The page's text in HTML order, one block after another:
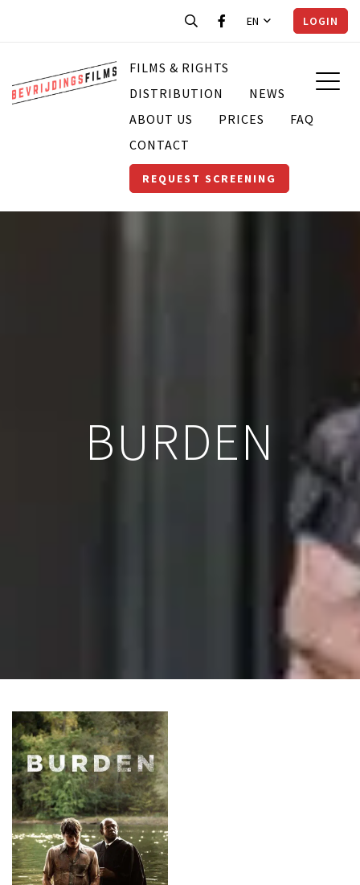
EN LOGIN
FILMS & RIGHTS
DISTRIBUTION
NEWS
ABOUT US
PRICES
FAQ
CONTACT
REQUEST SCREENING
BURDEN